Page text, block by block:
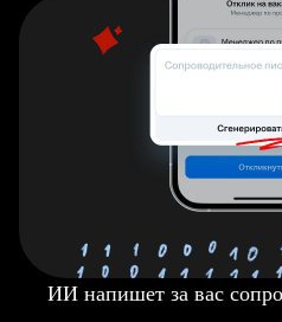
ИИ напишет за вас